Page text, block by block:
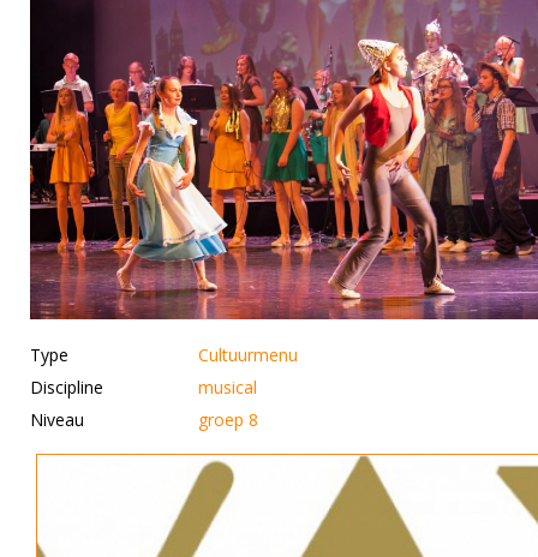
Type
Cultuurmenu
Discipline
musical
Niveau
groep 8